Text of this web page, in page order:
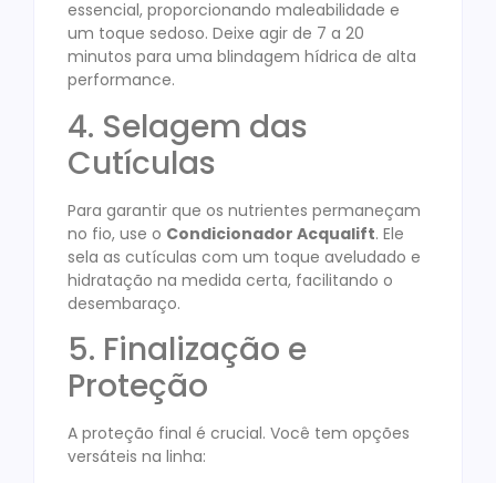
essencial, proporcionando maleabilidade e
um toque sedoso. Deixe agir de 7 a 20
minutos para uma blindagem hídrica de alta
performance.
4. Selagem das
Cutículas
Para garantir que os nutrientes permaneçam
no fio, use o Condicionador Acqualift. Ele
sela as cutículas com um toque aveludado e
hidratação na medida certa, facilitando o
desembaraço.
5. Finalização e
Proteção
A proteção final é crucial. Você tem opções
versáteis na linha: